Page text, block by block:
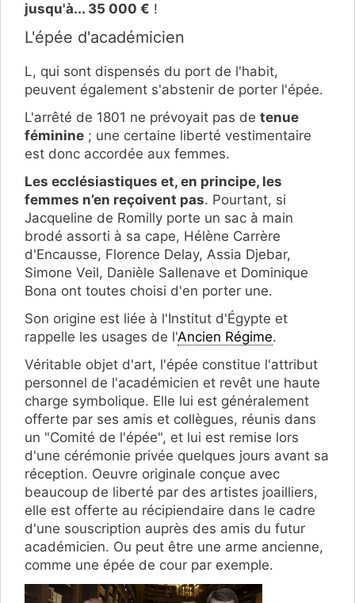
jusqu'à... 35 000 € !
L'épée d'académicien
L, qui sont dispensés du port de l'habit,
peuvent également s'abstenir de porter l'épée.
L'arrêté de 1801 ne prévoyait pas de tenue
féminine ; une certaine liberté vestimentaire
est donc accordée aux femmes.
Les ecclésiastiques et, en principe, les
femmes n’en reçoivent pas. Pourtant, si
Jacqueline de Romilly porte un sac à main
brodé assorti à sa cape, Hélène Carrère
d'Encausse, Florence Delay, Assia Djebar,
Simone Veil, Danièle Sallenave et Dominique
Bona ont toutes choisi d'en porter une.
Son origine est liée à l'Institut d'Égypte et
rappelle les usages de l'Ancien Régime.
Véritable objet d'art, l'épée constitue l'attribut
personnel de l'académicien et revêt une haute
charge symbolique. Elle lui est généralement
offerte par ses amis et collègues, réunis dans
un "Comité de l'épée", et lui est remise lors
d'une cérémonie privée quelques jours avant sa
réception. Oeuvre originale conçue avec
beaucoup de liberté par des artistes joailliers,
elle est offerte au récipiendaire dans le cadre
d'une souscription auprès des amis du futur
académicien. Ou peut être une arme ancienne,
comme une épée de cour par exemple.